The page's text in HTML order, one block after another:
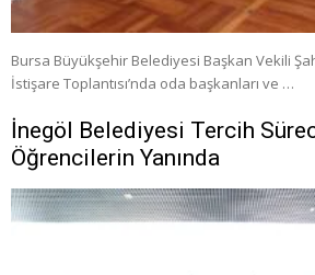
Bursa Büyükşehir Belediyesi Başkan Vekili
İstişare Toplantısı’nda oda başkanları ve …
İnegöl Belediyesi Tercih
Öğrencilerin Yanında